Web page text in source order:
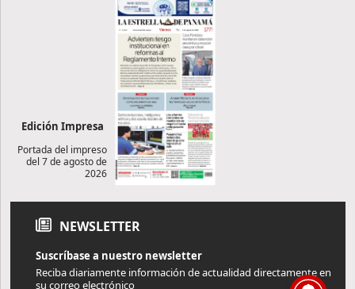
Edición Impresa
Portada del impreso
del 7 de agosto de
2026
NEWSLETTER
Suscríbase a nuestro newsletter
Reciba diariamente información de actualidad directamente en
su correo electrónico